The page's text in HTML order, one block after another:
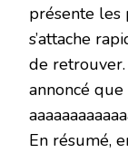
présente les
s’attache
de retrouver.
annoncé
En résumé,